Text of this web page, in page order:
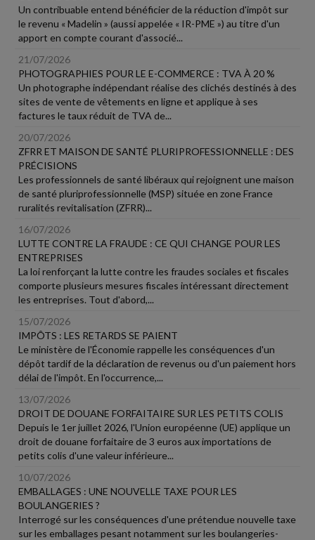
Un contribuable entend bénéficier de la réduction d'impôt sur
le revenu « Madelin » (aussi appelée « IR-PME ») au titre d'un
apport en compte courant d'associé...
21/07/2026
PHOTOGRAPHIES POUR LE E-COMMERCE : TVA À 20 %
Un photographe indépendant réalise des clichés destinés à des
sites de vente de vêtements en ligne et applique à ses
factures le taux réduit de TVA de...
20/07/2026
ZFRR ET MAISON DE SANTÉ PLURIPROFESSIONNELLE : DES
PRÉCISIONS
Les professionnels de santé libéraux qui rejoignent une maison
de santé pluriprofessionnelle (MSP) située en zone France
ruralités revitalisation (ZFRR)...
16/07/2026
LUTTE CONTRE LA FRAUDE : CE QUI CHANGE POUR LES
ENTREPRISES
La loi renforçant la lutte contre les fraudes sociales et fiscales
comporte plusieurs mesures fiscales intéressant directement
les entreprises. Tout d'abord,...
15/07/2026
IMPÔTS : LES RETARDS SE PAIENT
Le ministère de l'Économie rappelle les conséquences d'un
dépôt tardif de la déclaration de revenus ou d'un paiement hors
délai de l'impôt. En l'occurrence,...
13/07/2026
DROIT DE DOUANE FORFAITAIRE SUR LES PETITS COLIS
Depuis le 1er juillet 2026, l'Union européenne (UE) applique un
droit de douane forfaitaire de 3 euros aux importations de
petits colis d'une valeur inférieure...
10/07/2026
EMBALLAGES : UNE NOUVELLE TAXE POUR LES
BOULANGERIES ?
Interrogé sur les conséquences d'une prétendue nouvelle taxe
sur les emballages pesant notamment sur les boulangeries-